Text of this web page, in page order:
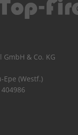
& Co. KG
Epe (Westf.)